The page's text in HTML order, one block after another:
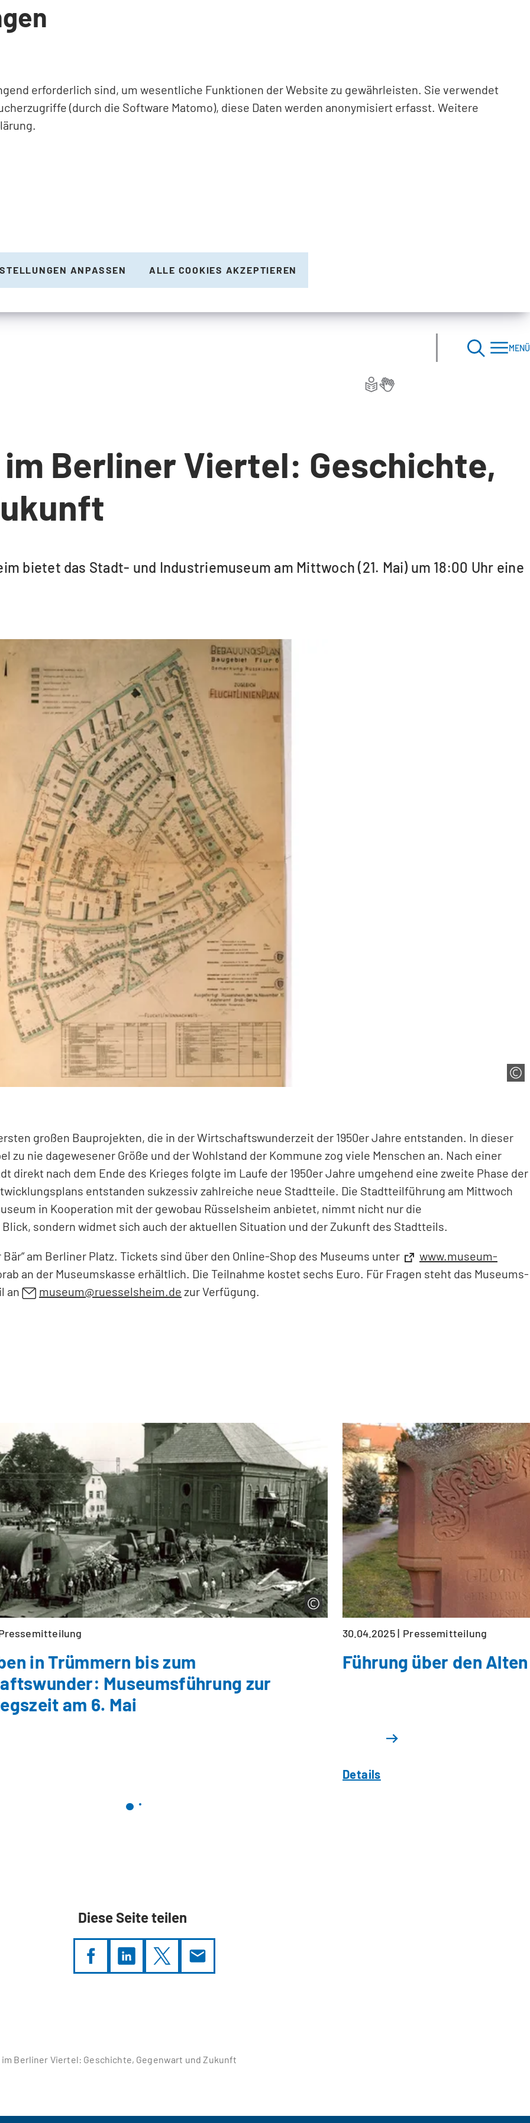
erforderlich sind, um wesentliche Funktionen der Website zu gewährleisten. Sie verwendet
(durch die Software Matomo), diese Daten werden anonymisiert erfasst. Weitere
ANPASSEN ALLE COOKIES AKZEPTIEREN
MENÜ
Berliner Viertel: Geschichte,
bietet das Stadt- und Industriemuseum am Mittwoch (21. Mai) um 18:00 Uhr eine
großen Bauprojekten, die in der Wirtschaftswunderzeit der 1950er Jahre entstanden. In dieser
zu nie dagewesener Größe und der Wohlstand der Kommune zog viele Menschen an. Nach einer
direkt nach dem Ende des Krieges folgte im Laufe der 1950er Jahre umgehend eine zweite Phase der
entstanden sukzessiv zahlreiche neue Stadtteile. Die Stadtteilführung am Mittwoch
in Kooperation mit der gewobau Rüsselsheim anbietet, nimmt nicht nur die
sondern widmet sich auch der aktuellen Situation und der Zukunft des Stadtteils.
am Berliner Platz. Tickets sind über den Online-Shop des Museums unter
www.museum-
an der Museumskasse erhältlich. Die Teilnahme kostet sechs Euro. Für Fragen steht das Museums-
an
museum ruesselsheim de zur Verfügung.
in Trümmern bis zum
Museumsführung zur
am 6. Mai
30.04.2025 Pressemitteilung
Führung über den
Details
Diese Seite teilen
Berliner Viertel: Geschichte, Gegenwart und Zukunft